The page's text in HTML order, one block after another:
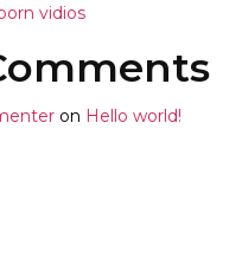
vidios
on Hello world!